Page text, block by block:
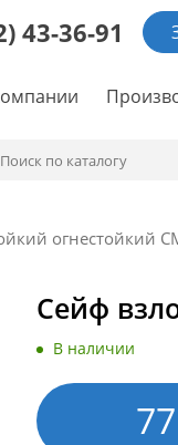
43-36-91
огнестойкий
Сейф
В наличии